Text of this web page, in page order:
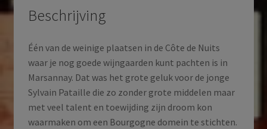
Beschrijving
Één van de weinige plaatsen in de Côte de Nuits
waar je nog goede wijngaarden kunt pachten is in
Marsannay. Dat was het grote geluk voor de jonge
Sylvain Pataille die zo zonder grote middelen maar
met veel talent en toewijding zijn droom kon
waarmaken om een Bourgogne domein te stichten.